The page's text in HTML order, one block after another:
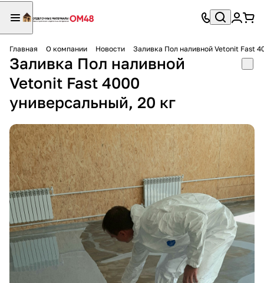
Главная О компании Новости Заливка Пол наливной Vetonit Fast
Заливка Пол наливной
Vetonit Fast 4000
универсальный, 20 кг